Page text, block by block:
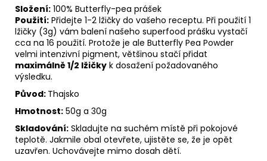
Složení: 100% Butterfly-pea prášek
Použití: Přidejte 1-2 lžičky do vašeho receptu. Při použití 1
lžičky (3g) vám balení našeho superfood prášku vystačí
cca na 16 použití. Protože je ale Butterfly Pea Powder
velmi intenzivní pigment, většinou stačí přidat
maximálně 1/2 lžičky k dosažení požadovaného
výsledku.
Původ: Thajsko
Hmotnost: 50g a 30g
Skladování: Skladujte na suchém místě při pokojové
teplotě. Jakmile obal otevřete, ujistěte se, že je opět
uzavřen. Uchovávejte mimo dosah dětí.